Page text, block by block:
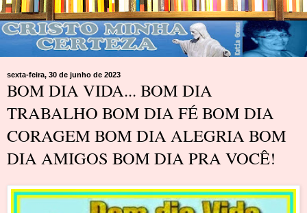
sexta-feira, 30 de junho de 2023
BOM DIA VIDA... BOM DIA
TRABALHO BOM DIA FÉ BOM DIA
CORAGEM BOM DIA ALEGRIA BOM
DIA AMIGOS BOM DIA PRA VOCÊ!